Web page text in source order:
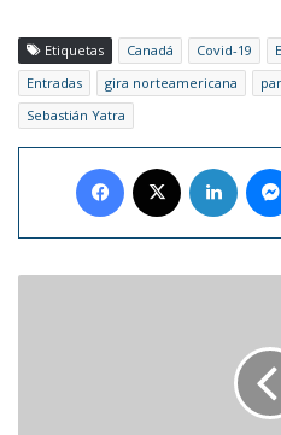
Etiquetas Canadá Covid-19
Entradas
gira norteamericana
Sebastián Yatra
Facebook